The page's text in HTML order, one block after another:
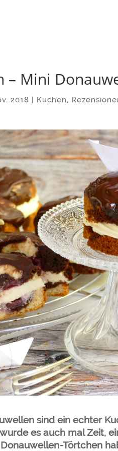
– Mini
2018 | Kuchen,
sind ein echter
es auch mal Zeit,
Törtchen